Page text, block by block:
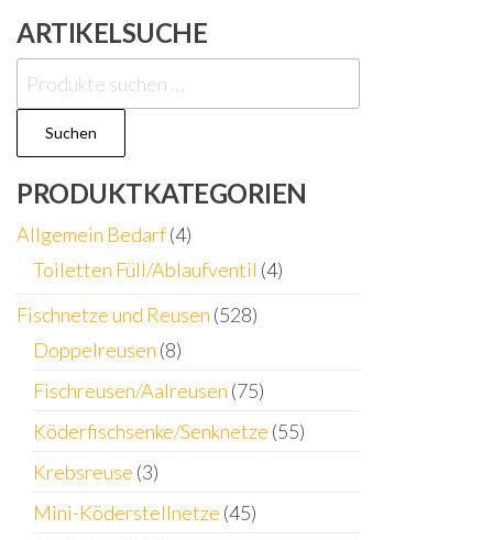
ARTIKELSUCHE
Suchen
nach:
Suchen
PRODUKTKATEGORIEN
Allgemein Bedarf(4)
Toiletten Füll/Ablaufventil (4)
Fischnetze und Reusen (528)
Doppelreusen (8)
Fischreusen/Aalreusen (75)
Köderfischsenke/Senknetze (55)
Krebsreuse (3)
Mini-Köderstellnetze (45)